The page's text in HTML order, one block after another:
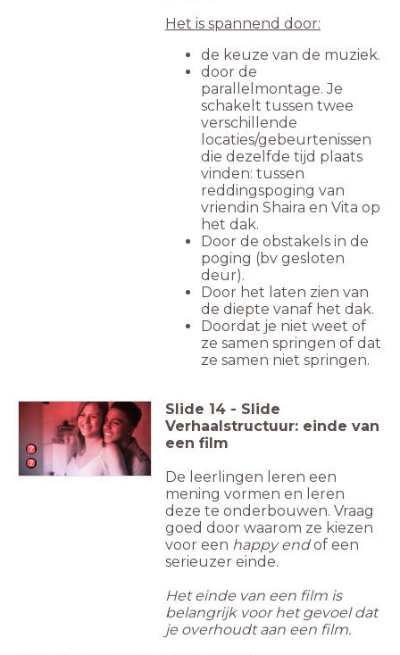
Het is spannend door:
de keuze van de muziek.
door de
parallelmontage. Je
schakelt tussen twee
verschillende
locaties/gebeurtenissen
die dezelfde tijd plaats
vinden: tussen
reddingspoging van
vriendin Shaira en Vita op
het dak.
Door de obstakels in de
poging (bv gesloten
deur).
Door het laten zien van
de diepte vanaf het dak.
Doordat je niet weet of
ze samen springen of dat
ze samen niet springen.
Slide 14 - Slide
Verhaalstructuur: einde van
een film
De leerlingen leren een
mening vormen en leren
deze te onderbouwen. Vraag
goed door waarom ze kiezen
voor een happy endof een
serieuzer einde.
Het einde van een film is
belangrijk voor het gevoel dat
je overhoudt aan een film.